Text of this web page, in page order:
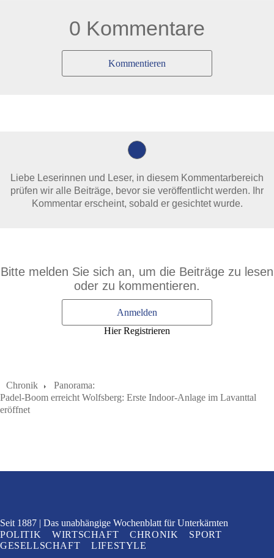
0 Kommentare
Kommentieren
Liebe Leserinnen und Leser, in diesem Kommentarbereich
prüfen wir alle Beiträge, bevor sie veröffentlicht werden. Ihr
Kommentar erscheint, sobald er gesichtet wurde.
Bitte melden Sie sich an, um die Beiträge zu lesen
oder zu kommentieren.
Anmelden
Hier Registrieren
Chronik
Panorama:
Padel-Boom erreicht Wolfsberg: Erste Indoor-Anlage im Lavanttal
eröffnet
Seit 1887 Das unabhängige Wochenblatt für Unterkärnten
POLITIK
WIRTSCHAFT CHRONIK
SPORT
GESELLSCHAFT
LIFESTYLE